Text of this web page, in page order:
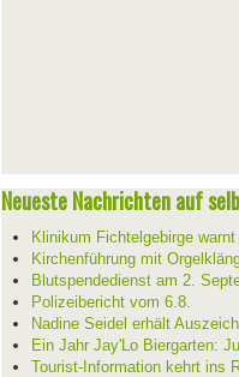
Neueste Nachrichten auf
Klinikum Fichtelgebirge
Kirchenführung mit
Blutspendedienst am 2.
Polizeibericht vom 6.8.
Nadine Seidel erhält
Ein Jahr Jay'Lo Biergarten:
Tourist-Information kehrt ins